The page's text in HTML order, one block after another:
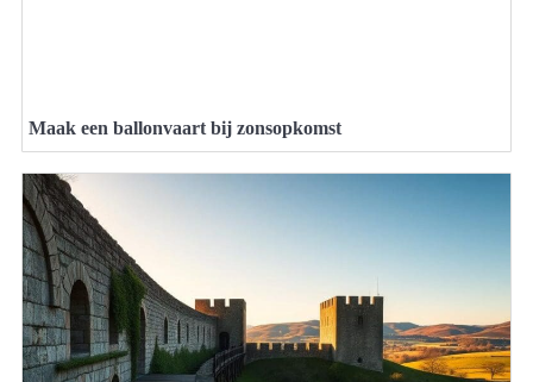
Maak een ballonvaart bij zonsopkomst